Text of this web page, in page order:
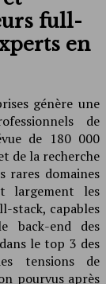
full-
en
génère une
de
de 180 000
de la recherche
rares domaines
largement les
stack, capables
end des
le top 3 des
tensions de
pourvus après